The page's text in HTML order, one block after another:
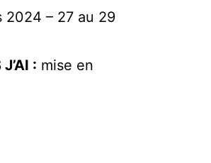
2024 – 27 au 29
: mise en